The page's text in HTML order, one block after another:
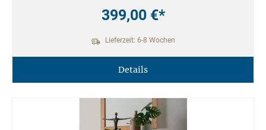
399,00 €*
Lieferzeit: 6-8 Wochen
Details